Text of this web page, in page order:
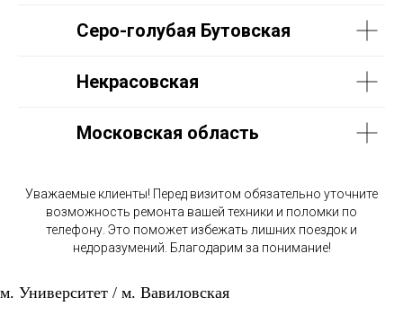
Серо-голубая Бутовская
Некрасовская
Московская область
Уважаемые клиенты! Перед визитом обязательно уточните
возможность ремонта вашей техники и поломки по
телефону. Это поможет избежать лишних поездок и
недоразумений. Благодарим за понимание!
м. Университет / м. Вавиловская